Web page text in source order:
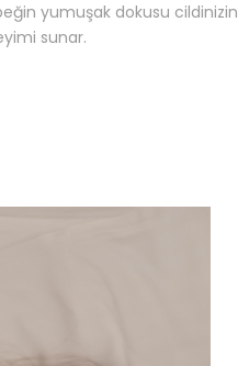
yumuşak dokusu cildinizin
sunar.